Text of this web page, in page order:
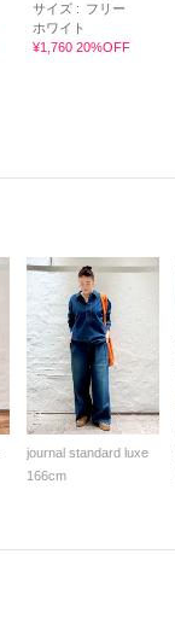
サイズ : フリー
ホワイト
¥1,760 20%OFF
journal standard luxe
166cm